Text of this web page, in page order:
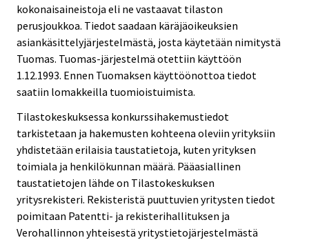
kokonaisaineistoja eli ne vastaavat tilaston
perusjoukkoa. Tiedot saadaan käräjäoikeuksien
asiankäsittelyjärjestelmästä, josta käytetään nimitystä
Tuomas. Tuomas-järjestelmä otettiin käyttöön
1.12.1993. Ennen Tuomaksen käyttöönottoa tiedot
saatiin lomakkeilla tuomioistuimista.
Tilastokeskuksessa konkurssihakemustiedot
tarkistetaan ja hakemusten kohteena oleviin yrityksiin
yhdistetään erilaisia taustatietoja, kuten yrityksen
toimiala ja henkilökunnan määrä. Pääasiallinen
taustatietojen lähde on Tilastokeskuksen
yritysrekisteri. Rekisteristä puuttuvien yritysten tiedot
poimitaan Patentti- ja rekisterihallituksen ja
Verohallinnon yhteisestä yritystietojärjestelmästä